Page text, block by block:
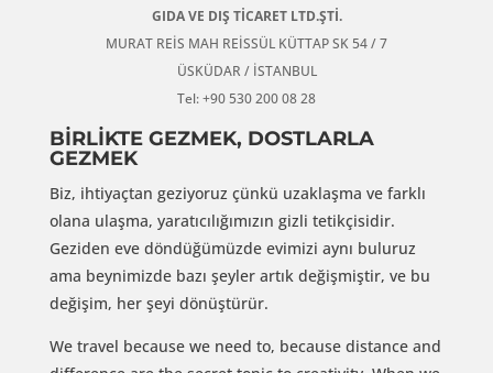
GIDA VE DIŞ TİCARET LTD.ŞTİ.
MURAT REİS MAH REİSSÜL KÜTTAP SK 54 / 7
ÜSKÜDAR / İSTANBUL
Tel: +90 530 200 08 28
BİRLİKTE GEZMEK, DOSTLARLA
GEZMEK
Biz, ihtiyaçtan geziyoruz çünkü uzaklaşma ve farklı
olana ulaşma, yaratıcılığımızın gizli tetikçisidir.
Geziden eve döndüğümüzde evimizi aynı buluruz
ama beynimizde bazı şeyler artık değişmiştir, ve bu
değişim, her şeyi dönüştürür.
We travel because we need to, because distance and